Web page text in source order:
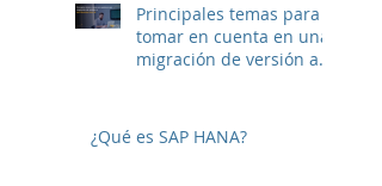
Principales temas para
tomar en cuenta en una
migración de versión a
¿Qué es SAP HANA?